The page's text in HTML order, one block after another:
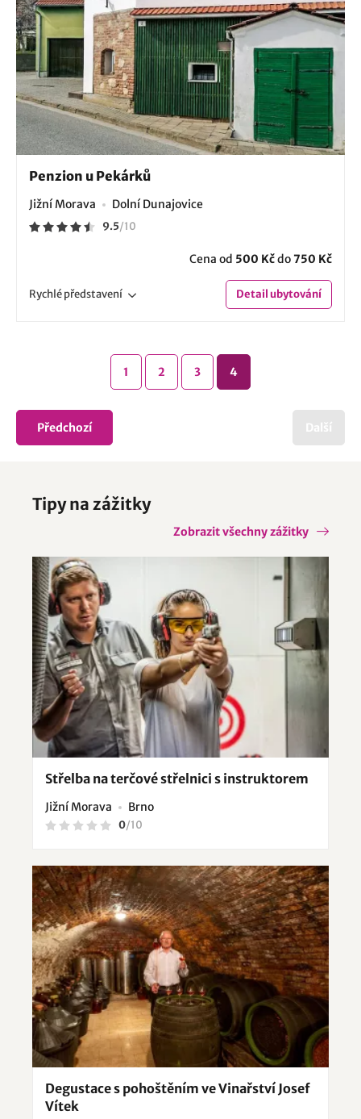
Penzion u Pekárků
Jižní Morava Dolní Dunajovice
9.5/10
Cena od 500 Kčdo750 Kč
Rychlépředstavení Detailubytování
Předchozí
1 2 3 4
Další
Tipy na zážitky
Zobrazit všechny zážitky
Střelba na terčové střelnici s instruktorem
Jižní Morava Brno
0/10
Degustace s pohoštěním ve Vinařství Josef
Vítek